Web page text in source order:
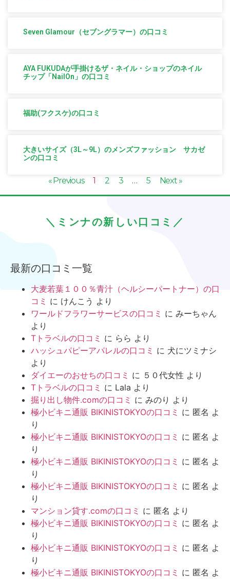
Seven Glamour（セブングラマー）の口コミ
AYA FUKUDAが手掛けるザ・ネイル・ショップのネイル
チップ「NailOn」の口コミ
福助(フクスケ)の口コミ
大きいサイズ（3L～9L）のメンズファッション サカゼ
ンの口コミ
« Previous 1 2 3 … 5 Next »
＼ミンナの新しい口コミ／
最新の口コミ一覧
大麦若葉１００％青汁（ヘルシーパートナー）の口
コミ に けんこう より
ワールドフラワーサービスの口コミ に みーちゃん
より
Tトラベルの口コミ に らら より
ハッシュパピーアパレルの口コミ に 犬にツミナシ
より
ダイエーのおせちの口コミ に ５０代女性 より
Tトラベルの口コミ に Lala より
掘り出し物件.comの口コミ に みのり より
極小ビキニ通販 BIKINISTOKYOの口コミ に 匿名 よ
り
極小ビキニ通販 BIKINISTOKYOの口コミ に 匿名 よ
り
極小ビキニ通販 BIKINISTOKYOの口コミ に 匿名 よ
り
極小ビキニ通販 BIKINISTOKYOの口コミ に 匿名 よ
り
マンション貸す.comの口コミ に 匿名 より
極小ビキニ通販 BIKINISTOKYOの口コミ に 匿名 よ
り
極小ビキニ通販 BIKINISTOKYOの口コミ に 匿名 よ
り
極小ビキニ通販 BIKINISTOKYOの口コミ に 匿名 よ